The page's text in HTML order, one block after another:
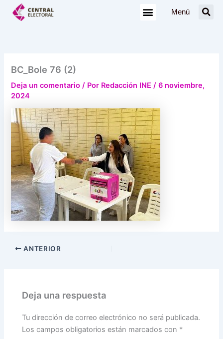
Menú
BC_Bole 76 (2)
Deja un comentario / Por Redacción INE/6 noviembre,
2024
ANTERIOR
Deja una respuesta
Tu dirección de correo electrónico no será publicada.
Los campos obligatorios están marcados con *